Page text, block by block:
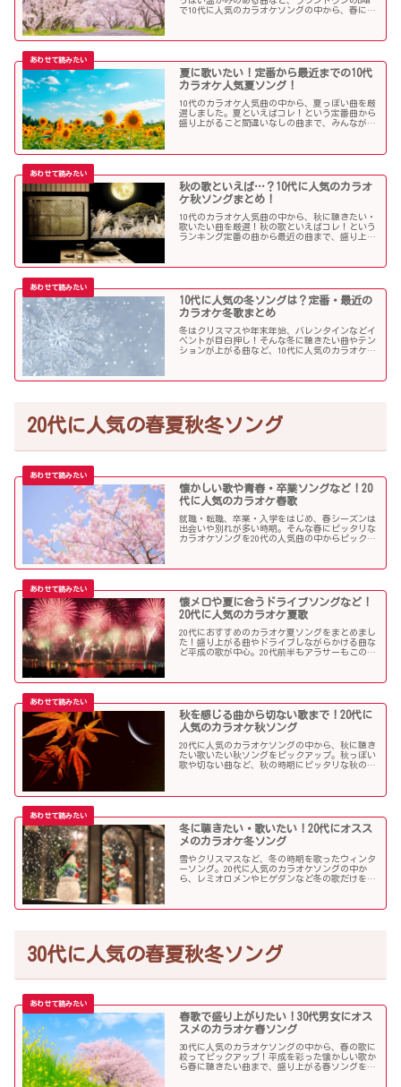
で10代に人気のカラオケソングの中から、春に聴
夏に歌いたい！定番から最近までの10代
カラオケ人気夏ソング！
10代のカラオケ人気曲の中から、夏っぽい曲を厳
選しました。夏といえばコレ！という定番曲から
盛り上がること間違いなしの曲まで、みんなが選
秋の歌といえば…？10代に人気のカラオ
ケ秋ソングまとめ！
10代のカラオケ人気曲の中から、秋に聴きたい・
歌いたい曲を厳選！秋の歌といえばコレ！という
ランキング定番の曲から最近の曲まで、盛り上が
10代に人気の冬ソングは？定番・最近の
カラオケ冬歌まとめ
冬はクリスマスや年末年始、バレンタインなどイ
ベントが目白押し！そんな冬に聴きたい曲やテン
ションが上がる曲など、10代に人気のカラオケソ
20代に人気の春夏秋冬ソング
懐かしい歌や青春・卒業ソングなど！20
代に人気のカラオケ春歌
就職・転職、卒業・入学をはじめ、春シーズンは
出会いや別れが多い時期。そんな春にピッタリな
カラオケソングを20代の人気曲の中からピックア
懐メロや夏に合うドライブソングなど！
20代に人気のカラオケ夏歌
20代におすすめのカラオケ夏ソングをまとめまし
た！盛り上がる曲やドライブしながらかける曲な
ど平成の歌が中心。20代前半もアラサーもこの曲
秋を感じる曲から切ない歌まで！20代に
人気のカラオケ秋ソング
20代に人気のカラオケソングの中から、秋に聴き
たい歌いたい秋ソングをピックアップ。秋っぽい
歌や切ない曲など、秋の時期にピッタリな秋の歌
冬に聴きたい・歌いたい！20代にオスス
メのカラオケ冬ソング
雪やクリスマスなど、冬の時期を歌ったウィンタ
ーソング。20代に人気のカラオケソングの中か
ら、レミオロメンやヒゲダンなど冬の歌だけを個
30代に人気の春夏秋冬ソング
春歌で盛り上がりたい！30代男女にオス
スメのカラオケ春ソング
30代に人気のカラオケソングの中から、春の歌に
絞ってピックアップ！平成を彩った懐かしい歌か
ら春に聴きたい曲まで、盛り上がる春ソングを集